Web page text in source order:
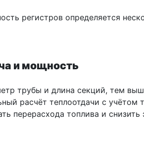
регистров определяется
и мощность
трубы и длина секций, тем
расчёт теплоотдачи с учётом
перерасхода топлива и снизить